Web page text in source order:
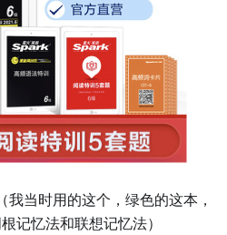
当时用的这个，绿色的这本，
记忆法和联想记忆法）